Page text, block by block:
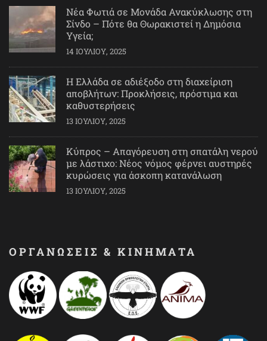
Νέα Φωτιά σε Μονάδα Ανακύκλωσης στη
Σίνδο – Πότε θα Θωρακιστεί η Δημόσια
Υγεία;
14 ΙΟΥΛΊΟΥ, 2025
Η Ελλάδα σε αδιέξοδο στη διαχείριση
αποβλήτων: Προκλήσεις, πρόστιμα και
καθυστερήσεις
13 ΙΟΥΛΊΟΥ, 2025
Κύπρος – Απαγόρευση στη σπατάλη νερού
με λάστιχο: Νέος νόμος φέρνει αυστηρές
κυρώσεις για άσκοπη κατανάλωση
13 ΙΟΥΛΊΟΥ, 2025
ΟΡΓΑΝΩΣΕΙΣ & ΚΙΝΗΜΑΤΑ